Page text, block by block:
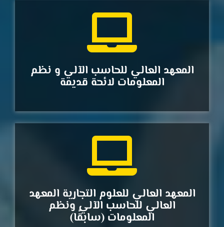
المعهد العالي للحاسب الآلي و نظم
المعلومات لائحة قديمة
المعهد العالي للعلوم التجارية المعهد
العالي للحاسب الآلي ونظم
المعلومات (سابقًا)